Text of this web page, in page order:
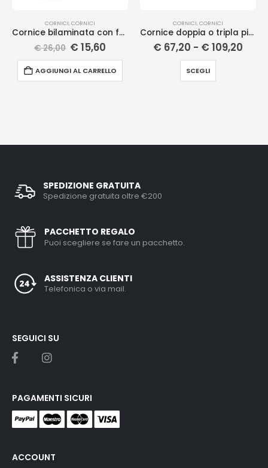
CORNICI,CORNICI
Cornice bilaminata con foglie
€26,00 € 15,60
AGGIUNGI AL CARRELLO
CORNICI,CORNICI
Cornice doppia o tripla pieghevole
€ 67,20 - € 109,20
SCEGLI
SPEDIZIONE GRATUITA
Spedizione gratuita oltre €200
PACCHETTO REGALO
Puoi scegliere se fare un pacchetto.
ASSISTENZA CLIENTI
Telefonica o via mail.
ACCOUNT
SEGUICI SU
PAGAMENTI SICURI